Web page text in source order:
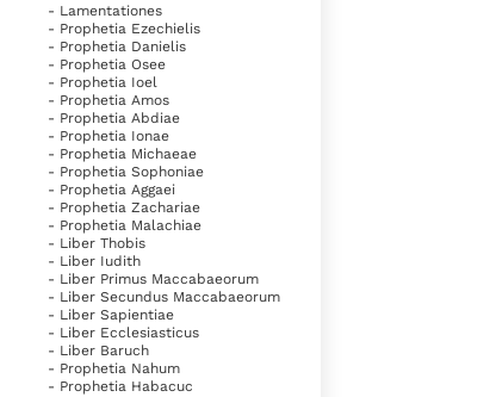
- Lamentationes
- Prophetia Ezechielis
- Prophetia Danielis
- Prophetia Osee
- Prophetia Ioel
- Prophetia Amos
- Prophetia Abdiae
- Prophetia Ionae
- Prophetia Michaeae
- Prophetia Sophoniae
- Prophetia Aggaei
- Prophetia Zachariae
- Prophetia Malachiae
- Liber Thobis
- Liber Iudith
- Liber Primus Maccabaeorum
- Liber Secundus Maccabaeorum
- Liber Sapientiae
- Liber Ecclesiasticus
- Liber Baruch
- Prophetia Nahum
- Prophetia Habacuc